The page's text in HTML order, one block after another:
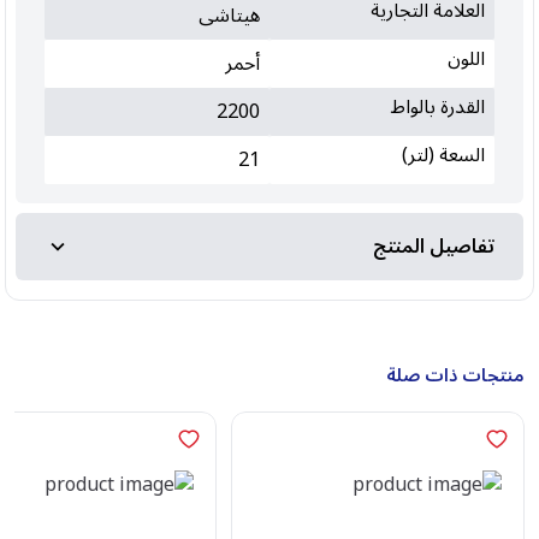
العلامة التجارية
هيتاشى
اللون
أحمر
القدرة بالواط
2200
السعة (لتر)
21
تفاصيل المنتج
منتجات ذات صلة